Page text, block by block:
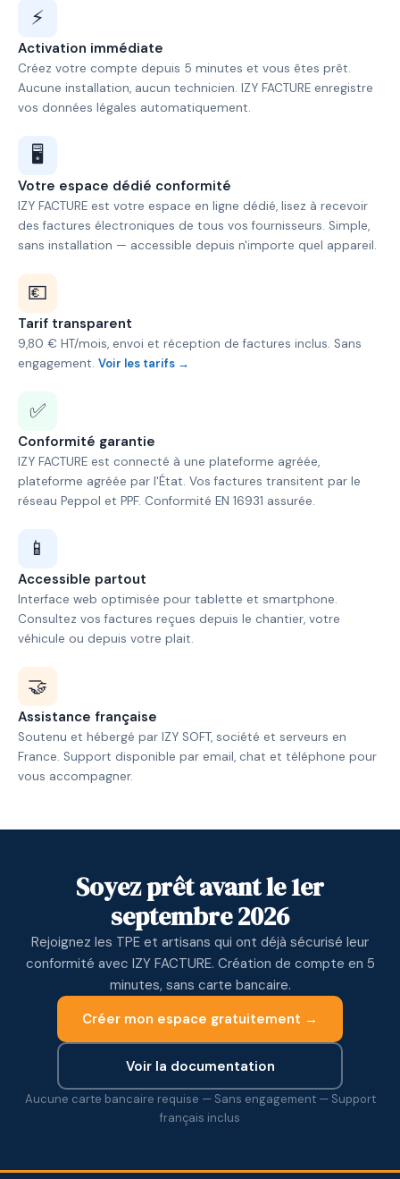
⚡
Activation immédiate
Créez votre compte depuis 5 minutes et vous êtes prêt.
Aucune installation, aucun technicien. IZY FACTURE enregistre
vos données légales automatiquement.
🖥️
Votre espace dédié conformité
IZY FACTURE est votre espace en ligne dédié, lisez à recevoir
des factures électroniques de tous vos fournisseurs. Simple,
sans installation — accessible depuis n'importe quel appareil.
💶
Tarif transparent
9,80 € HT/mois, envoi et réception de factures inclus. Sans
engagement. Voir les tarifs →
✅
Conformité garantie
IZY FACTURE est connecté à une plateforme agréée,
plateforme agréée par l'État. Vos factures transitent par le
réseau Peppol et PPF. Conformité EN 16931 assurée.
📱
Accessible partout
Interface web optimisée pour tablette et smartphone.
Consultez vos factures reçues depuis le chantier, votre
véhicule ou depuis votre plait.
🤝
Assistance française
Soutenu et hébergé par IZY SOFT, société et serveurs en
France. Support disponible par email, chat et téléphone pour
vous accompagner.
Soyez prêt avant le 1er
septembre 2026
Rejoignez les TPE et artisans qui ont déjà sécurisé leur
conformité avec IZY FACTURE. Création de compte en 5
minutes, sans carte bancaire.
Créer mon espace gratuitement →
Voir la documentation
Aucune carte bancaire requise — Sans engagement — Support
français inclus